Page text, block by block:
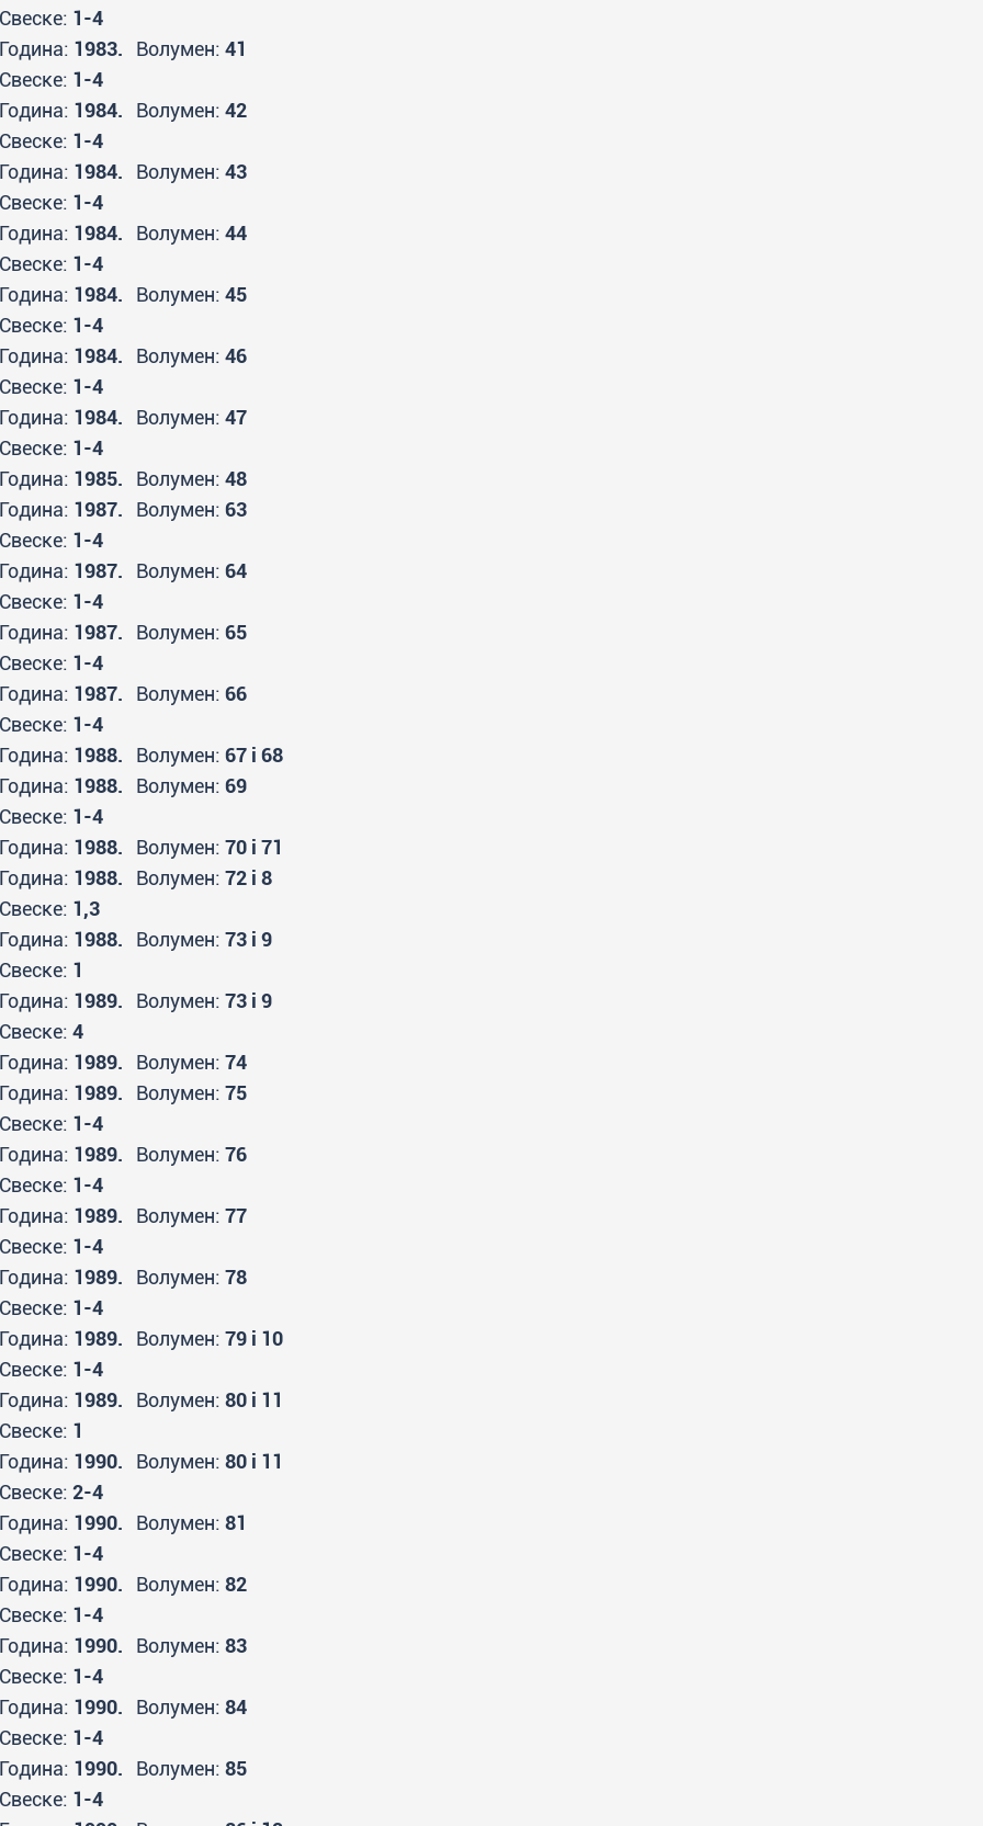
Свеске: 1-4
Година: 1983. Волумен: 41
Свеске: 1-4
Година: 1984. Волумен: 42
Свеске: 1-4
Година: 1984. Волумен: 43
Свеске: 1-4
Година: 1984. Волумен: 44
Свеске: 1-4
Година: 1984. Волумен: 45
Свеске: 1-4
Година: 1984. Волумен: 46
Свеске: 1-4
Година: 1984. Волумен: 47
Свеске: 1-4
Година: 1985. Волумен: 48
Година: 1987. Волумен: 63
Свеске: 1-4
Година: 1987. Волумен: 64
Свеске: 1-4
Година: 1987. Волумен: 65
Свеске: 1-4
Година: 1987. Волумен: 66
Свеске: 1-4
Година: 1988. Волумен: 67 i 68
Година: 1988. Волумен: 69
Свеске: 1-4
Година: 1988. Волумен: 70 i 71
Година: 1988. Волумен: 72 i 8
Свеске: 1,3
Година: 1988. Волумен: 73 i 9
Свеске: 1
Година: 1989. Волумен: 73 i 9
Свеске: 4
Година: 1989. Волумен: 74
Година: 1989. Волумен: 75
Свеске: 1-4
Година: 1989. Волумен: 76
Свеске: 1-4
Година: 1989. Волумен: 77
Свеске: 1-4
Година: 1989. Волумен: 78
Свеске: 1-4
Година: 1989. Волумен: 79 i 10
Свеске: 1-4
Година: 1989. Волумен: 80 i 11
Свеске: 1
Година: 1990. Волумен: 80 i 11
Свеске: 2-4
Година: 1990. Волумен: 81
Свеске: 1-4
Година: 1990. Волумен: 82
Свеске: 1-4
Година: 1990. Волумен: 83
Свеске: 1-4
Година: 1990. Волумен: 84
Свеске: 1-4
Година: 1990. Волумен: 85
Свеске: 1-4